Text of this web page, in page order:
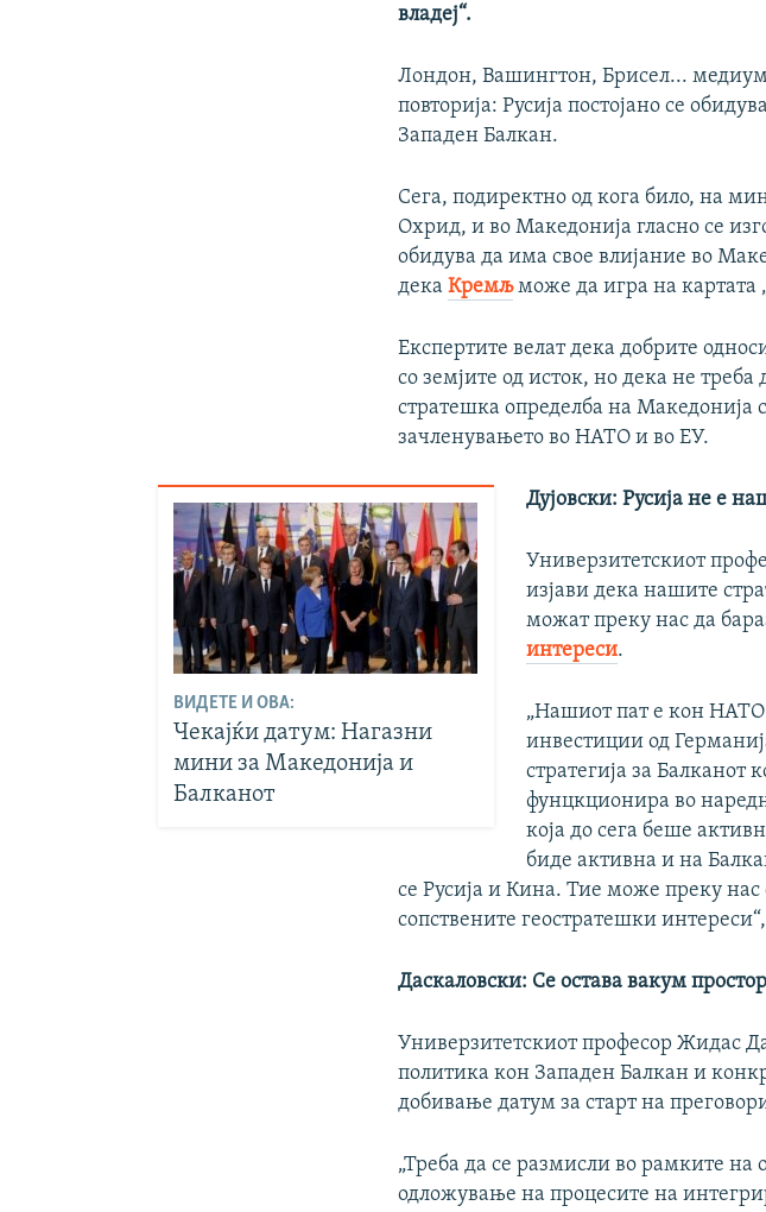
владеј“.
Лондон, Вашингтон, Брисел...
повторија: Русија постојано се
Западен Балкан.
Сега, подиректно од кога било, на
Охрид, и во Македонија гласно се
обидува да има свое влијание во
декаКремљможе да игра на картата
Експертите велат дека добрите
со земјите од исток, но дека не
стратешка определба на Македонија
зачленувањето во НАТО и во ЕУ.
ВИДЕТЕ И ОВА:
Чекајќи датум: Нагазни
мини за Македонија и
Балканот
Дујовски: Русија не е
Универзитетскиот
изјави дека нашите
можат преку нас да
интереси.
„Нашиот пат е кон НАТО
инвестиции од
стратегија за Балканот
фунцкционира во
која до сега беше
биде активна и на
се Русија и Кина. Тие може преку нас
сопствените геостратешки
Даскаловски: Се остава вакум простор
Универзитетскиот професор Жидас
политика кон Западен Балкан и
добивање датум за старт на
„Треба да се размисли во рамките на
одложување на процесите на